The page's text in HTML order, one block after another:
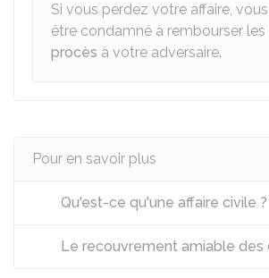
Si vous perdez votre affaire,
être condamné à rembourser les
procès à votre adversaire.
Pour en savoir plus
Qu'est-ce qu'une affaire civile ?
Le recouvrement amiable des